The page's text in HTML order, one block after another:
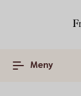
Meny